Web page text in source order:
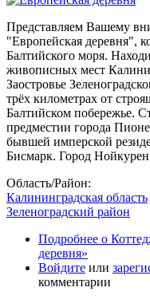
Представляем Вашему
"Европейская деревня",
Балтийского моря.
живописных мест
Заостровье
трёх километрах от
Балтийском побережье.
предместии города
бывшей имперской
Бисмарк. Город
Область/Район:
Калининградская область
Зеленоградский район
Подробнее о
деревня»
Войдите или
комментарии